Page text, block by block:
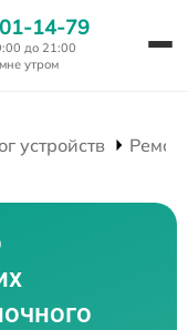
14-79
до 21:00
мне утром
устройств